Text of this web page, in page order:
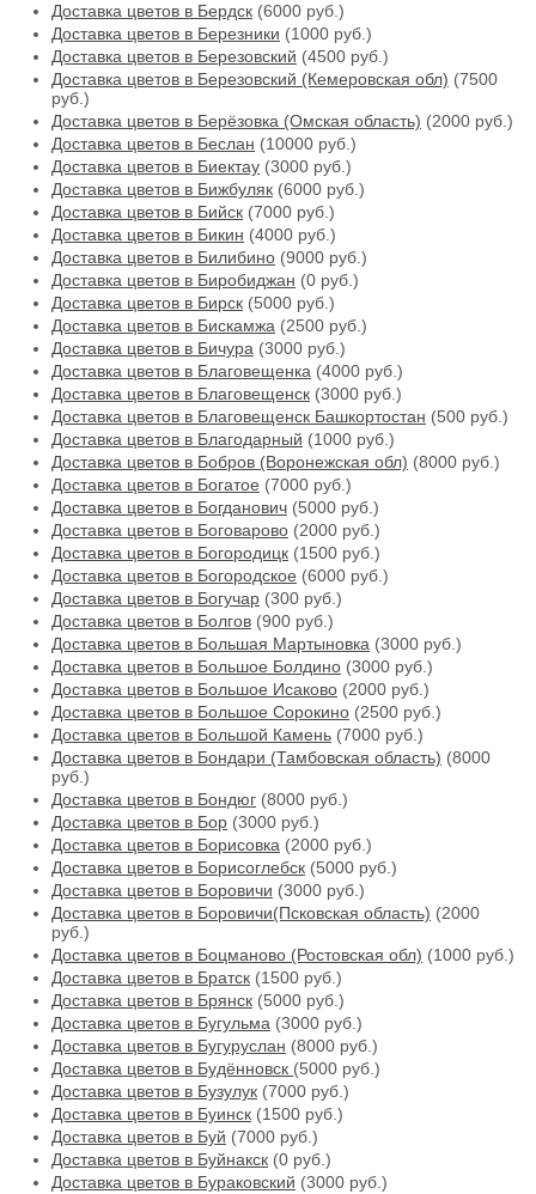
Доставка цветов в Бердск (6000 руб.)
Доставка цветов в Березники (1000 руб.)
Доставка цветов в Березовский (4500 руб.)
Доставка цветов в Березовский (Кемеровская обл) (7500
руб.)
Доставка цветов в Берёзовка (Омская область) (2000 руб.)
Доставка цветов в Беслан (10000 руб.)
Доставка цветов в Биектау (3000 руб.)
Доставка цветов в Бижбуляк (6000 руб.)
Доставка цветов в Бийск (7000 руб.)
Доставка цветов в Бикин (4000 руб.)
Доставка цветов в Билибино (9000 руб.)
Доставка цветов в Биробиджан (0 руб.)
Доставка цветов в Бирск (5000 руб.)
Доставка цветов в Бискамжа (2500 руб.)
Доставка цветов в Бичура (3000 руб.)
Доставка цветов в Благовещенка (4000 руб.)
Доставка цветов в Благовещенск (3000 руб.)
Доставка цветов в Благовещенск Башкортостан (500 руб.)
Доставка цветов в Благодарный (1000 руб.)
Доставка цветов в Бобров (Воронежская обл) (8000 руб.)
Доставка цветов в Богатое (7000 руб.)
Доставка цветов в Богданович (5000 руб.)
Доставка цветов в Боговарово (2000 руб.)
Доставка цветов в Богородицк (1500 руб.)
Доставка цветов в Богородское (6000 руб.)
Доставка цветов в Богучар (300 руб.)
Доставка цветов в Болгов (900 руб.)
Доставка цветов в Большая Мартыновка (3000 руб.)
Доставка цветов в Большое Болдино (3000 руб.)
Доставка цветов в Большое Исаково (2000 руб.)
Доставка цветов в Большое Сорокино (2500 руб.)
Доставка цветов в Большой Камень (7000 руб.)
Доставка цветов в Бондари (Тамбовская область) (8000
руб.)
Доставка цветов в Бондюг (8000 руб.)
Доставка цветов в Бор (3000 руб.)
Доставка цветов в Борисовка (2000 руб.)
Доставка цветов в Борисоглебск (5000 руб.)
Доставка цветов в Боровичи (3000 руб.)
Доставка цветов в Боровичи(Псковская область) (2000
руб.)
Доставка цветов в Боцманово (Ростовская обл) (1000 руб.)
Доставка цветов в Братск (1500 руб.)
Доставка цветов в Брянск (5000 руб.)
Доставка цветов в Бугульма (3000 руб.)
Доставка цветов в Бугуруслан (8000 руб.)
Доставка цветов в Будённовск (5000 руб.)
Доставка цветов в Бузулук (7000 руб.)
Доставка цветов в Буинск (1500 руб.)
Доставка цветов в Буй (7000 руб.)
Доставка цветов в Буйнакск (0 руб.)
Доставка цветов в Бураковский (3000 руб.)